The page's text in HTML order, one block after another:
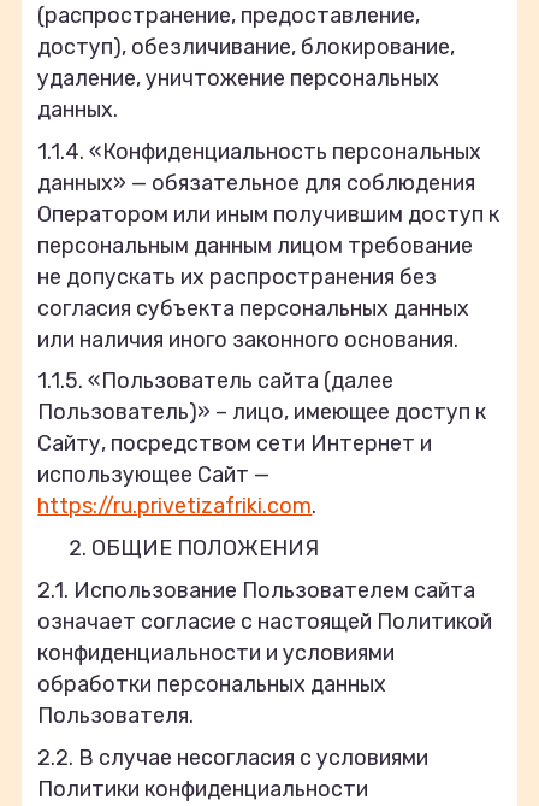
(распространение, предоставление,
доступ), обезличивание, блокирование,
удаление, уничтожение персональных
данных.
1.1.4. «Конфиденциальность персональных
данных» — обязательное для соблюдения
Оператором или иным получившим доступ к
персональным данным лицом требование
не допускать их распространения без
согласия субъекта персональных данных
или наличия иного законного основания.
1.1.5. «Пользователь сайта (далее
Пользователь)» – лицо, имеющее доступ к
Сайту, посредством сети Интернет и
использующее Сайт —
https://ru.privetizafriki.com.
ОБЩИЕ ПОЛОЖЕНИЯ
2.1. Использование Пользователем сайта
означает согласие с настоящей Политикой
конфиденциальности и условиями
обработки персональных данных
Пользователя.
2.2. В случае несогласия с условиями
Политики конфиденциальности